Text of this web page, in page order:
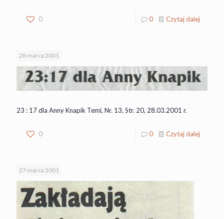
0 0 Czytaj dalej
28 marca 2001
23 : 17 dla Anny Knapik Temi, Nr. 13, Str. 20, 28.03.2001 r.
0 0 Czytaj dalej
27 marca 2001